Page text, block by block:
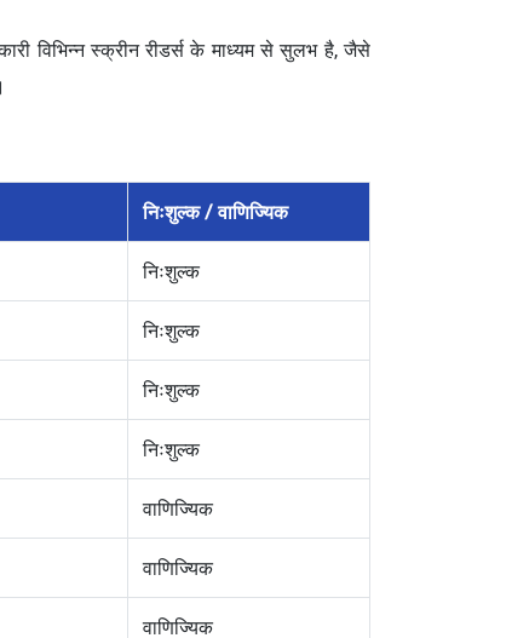
विभिन्न स्क्रीन रीडर्स के माध्यम से सुलभ है, जैसे
निःशुल्क / वाणिज्यिक
निःशुल्क
निःशुल्क
निःशुल्क
निःशुल्क
वाणिज्यिक
वाणिज्यिक
वाणिज्यिक